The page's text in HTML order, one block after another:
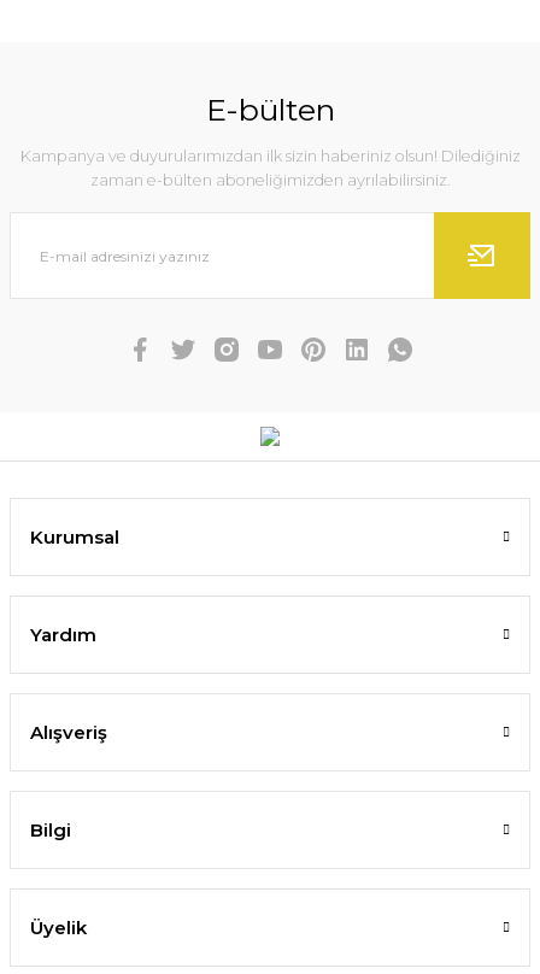
E-bülten
Kampanya ve duyurularımızdan ilk sizin haberiniz olsun! Dilediğiniz
zaman e-bülten aboneliğimizden ayrılabilirsiniz.
Kurumsal
Yardım
Alışveriş
Bilgi
Üyelik